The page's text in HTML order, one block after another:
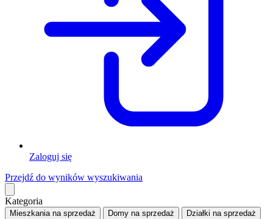
Zaloguj się
Przejdź do wyników wyszukiwania
Kategoria
Mieszkaniana sprzedaż Domy na sprzedaż Działki na sprzedaż